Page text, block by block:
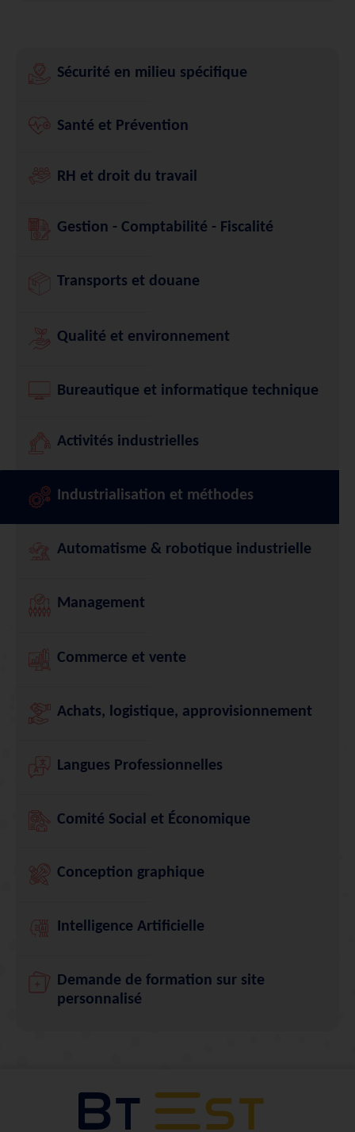
Sécurité en milieu spécifique
Santé et Prévention
RH et droit du travail
Gestion - Comptabilité - Fiscalité
Transports et douane
Qualité et environnement
Bureautique et informatique technique
Activités industrielles
Industrialisation et méthodes
Automatisme & robotique industrielle
Management
Commerce et vente
Achats, logistique, approvisionnement
Langues Professionnelles
Comité Social et Économique
Conception graphique
Intelligence Artificielle
Demande de formation sur site
personnalisé